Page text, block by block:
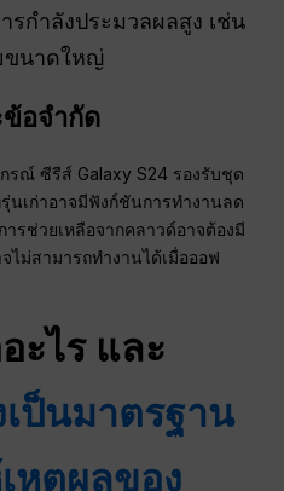
รกำลังประมวลผลสูง เช่น
ขนาดใหญ่
อจำกัด
ณ์ ซีรีส์ Galaxy S24 รองรับชุด
เก่าอาจมีฟังก์ชันการทำงานลด
รช่วยเหลือจากคลาวด์อาจต้องมี
ไม่สามารถทำงานได้เมื่อออฟ
ะไร และ
ป็นมาตรฐาน
หตุผลของ